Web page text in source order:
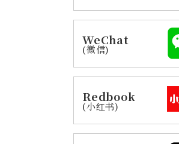
WeChat
(微信)
Redbook
(小红书)